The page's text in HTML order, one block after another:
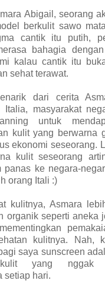
Abigail, seorang
berkulit sawo
cantik itu putih,
bahagia
kalau cantik itu
sehat terawat.
dari cerita
Italia, masyarakat
untuk
kulit yang berwarna
ekonomi seseorang.
kulit seseorang
panas ke negara-
orang Itali :)
kulitnya, Asmara
organik seperti aneka
kulitnya. Nah,
saya sunscreen
kulit yang nggak
setiap hari.